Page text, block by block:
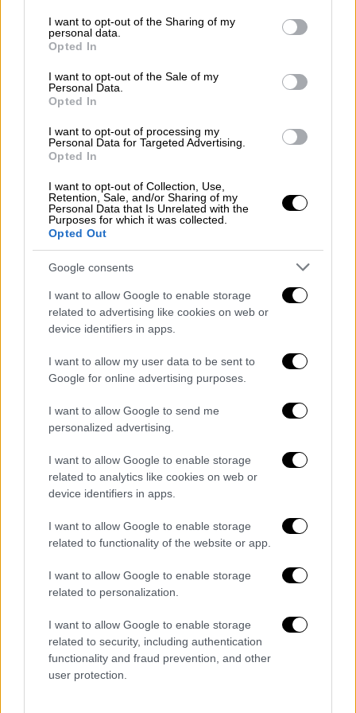
not limited to your visit or usage behaviour. You may click to
grant or deny consent to Google and its third-party tags to
use your data for below specified purposes in below Google
consent section.
I want to opt-out of the Sharing of my
personal data.
Opted In
I want to opt-out of the Sale of my
Personal Data.
Opted In
I want to opt-out of processing my
Personal Data for Targeted Advertising.
Opted In
I want to opt-out of Collection, Use,
Retention, Sale, and/or Sharing of my
Personal Data that Is Unrelated with the
Purposes for which it was collected.
Opted Out
Google consents
I want to allow Google to enable storage
related to advertising like cookies on web or
device identifiers in apps.
I want to allow my user data to be sent to
Google for online advertising purposes.
I want to allow Google to send me
personalized advertising.
I want to allow Google to enable storage
related to analytics like cookies on web or
device identifiers in apps.
I want to allow Google to enable storage
related to functionality of the website or app.
I want to allow Google to enable storage
related to personalization.
I want to allow Google to enable storage
related to security, including authentication
functionality and fraud prevention, and other
user protection.
video
«Ήταν σαν σφαγείο»
Όπως ανέφερε στην ιστοσελίδα thesspost.gr
μια νεαρή γυναίκα, «όλα ξεκίνησαν λίγο μετά
τις 12 το βράδυ, είδα άτομα να σηκώνουν
καρέκλες και τραπέζια και να τα χτυπάνε σε
κεφάλια άλλων.Ένας άνδρας πήρε γυάλινο
μπουκάλι και το βάρεσε στο μάτι ενός άλλου
και άρχισε να αιμορραγεί. Ένας άλλος ήταν
μεθυσμένος και χτύπησε μια κοπέλα με
μπουνιά, γι’αυτό και μπήκαν πολλά άτομα και
άρχισαν να χτυπάνε αυτόν που έδωσε
μπουνιά στην κοπέλα.Έπιαναν ο ένας το
κεφάλι του άλλου και τα χτυπούσαν με τα
γόνατά τους… ήταν σαν σφαγείο».
Στο γλέντι βρίσκονταν μαθητές, μαθήτριες
και οικογένειες με μικρά παιδιά που άρχισαν
άρον – άρον να φεύγουν τη στιγμή της
έντασης. «Είχε πολύ μικρά παιδιά, νέους και
μεγάλους. Πρώτη φορά συμβαίνει
περιστατικό τέτοιας έντασης σε ποντιακό
γλέντι στην περιοχή μας»